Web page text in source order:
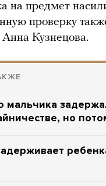
на предмет
проверку
Анна Кузнецова.
мальчика
но